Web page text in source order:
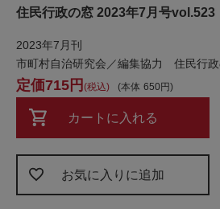
住民行政の窓 2023年7月号vol.523
2023年7月刊
市町村自治研究会／編集協力 住民行
本体 650
715 税込
カートに入れる
お気に入りに追加